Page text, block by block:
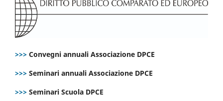
>>> Convegni annuali Associazione DPCE
>>> Seminari annuali Associazione DPCE
>>> Seminari Scuola DPCE